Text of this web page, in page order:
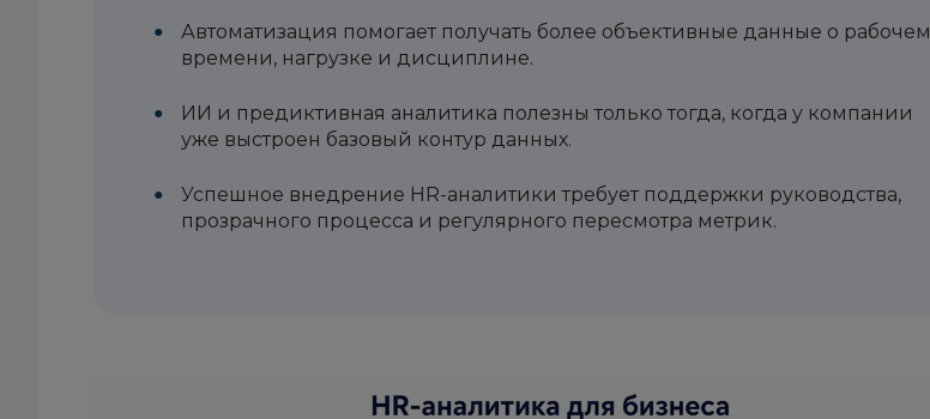
Автоматизация помогает получать более объективные данные о рабочем
времени, нагрузке и дисциплине.
ИИ и предиктивная аналитика полезны только тогда, когда у компании
уже выстроен базовый контур данных.
Успешное внедрение HR-аналитики требует поддержки руководства,
прозрачного процесса и регулярного пересмотра метрик.